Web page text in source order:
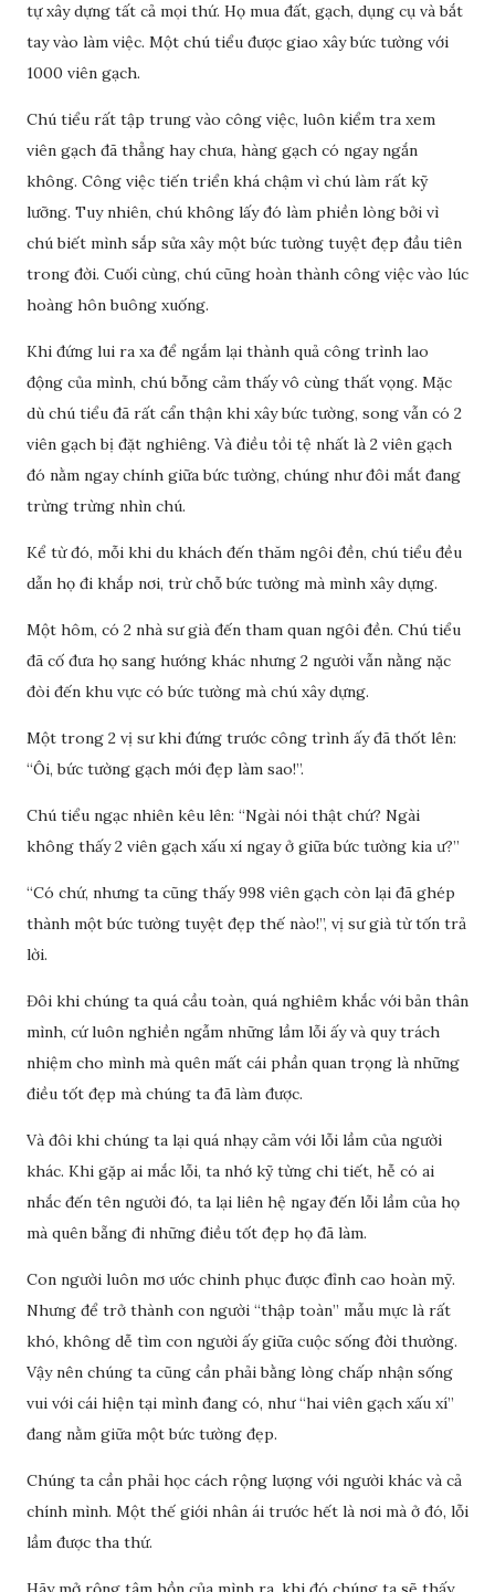
tự xây dựng tất cả mọi thứ. Họ mua đất, gạch, dụng cụ và bắt
tay vào làm việc. Một chú tiểu được giao xây bức tường với
1000 viên gạch.
Chú tiểu rất tập trung vào công việc, luôn kiểm tra xem
viên gạch đã thẳng hay chưa, hàng gạch có ngay ngắn
không. Công việc tiến triển khá chậm vì chú làm rất kỹ
lưỡng. Tuy nhiên, chú không lấy đó làm phiền lòng bởi vì
chú biết mình sắp sửa xây một bức tường tuyệt đẹp đầu tiên
trong đời. Cuối cùng, chú cũng hoàn thành công việc vào lúc
hoàng hôn buông xuống.
Khi đứng lui ra xa để ngắm lại thành quả công trình lao
động của mình, chú bỗng cảm thấy vô cùng thất vọng. Mặc
dù chú tiểu đã rất cẩn thận khi xây bức tường, song vẫn có 2
viên gạch bị đặt nghiêng. Và điều tồi tệ nhất là 2 viên gạch
đó nằm ngay chính giữa bức tường, chúng như đôi mắt đang
trừng trừng nhìn chú.
Kể từ đó, mỗi khi du khách đến thăm ngôi đền, chú tiểu đều
dẫn họ đi khắp nơi, trừ chỗ bức tường mà mình xây dựng.
Một hôm, có 2 nhà sư già đến tham quan ngôi đền. Chú tiểu
đã cố đưa họ sang hướng khác nhưng 2 người vẫn nằng nặc
đòi đến khu vực có bức tường mà chú xây dựng.
Một trong 2 vị sư khi đứng trước công trình ấy đã thốt lên:
“Ôi, bức tường gạch mới đẹp làm sao!”.
Chú tiểu ngạc nhiên kêu lên: “Ngài nói thật chứ? Ngài
không thấy 2 viên gạch xấu xí ngay ở giữa bức tường kia ư?”
“Có chứ, nhưng ta cũng thấy 998 viên gạch còn lại đã ghép
thành một bức tường tuyệt đẹp thế nào!”, vị sư già từ tốn trả
lời.
Đôi khi chúng ta quá cầu toàn, quá nghiêm khắc với bản thân
mình, cứ luôn nghiền ngẫm những lầm lỗi ấy và quy trách
nhiệm cho mình mà quên mất cái phần quan trọng là những
điều tốt đẹp mà chúng ta đã làm được.
Và đôi khi chúng ta lại quá nhạy cảm với lỗi lầm của người
khác. Khi gặp ai mắc lỗi, ta nhớ kỹ từng chi tiết, hễ có ai
nhắc đến tên người đó, ta lại liên hệ ngay đến lỗi lầm của họ
mà quên bẵng đi những điều tốt đẹp họ đã làm.
Con người luôn mơ ước chinh phục được đỉnh cao hoàn mỹ.
Nhưng để trở thành con người “thập toàn” mẫu mực là rất
khó, không dễ tìm con người ấy giữa cuộc sống đời thường.
Vậy nên chúng ta cũng cần phải bằng lòng chấp nhận sống
vui với cái hiện tại mình đang có, như “hai viên gạch xấu xí”
đang nằm giữa một bức tường đẹp.
Chúng ta cần phải học cách rộng lượng với người khác và cả
chính mình. Một thế giới nhân ái trước hết là nơi mà ở đó, lỗi
lầm được tha thứ.